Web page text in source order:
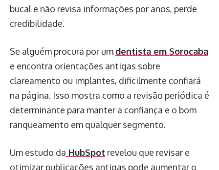
bucal e não revisa informações por anos, perde
credibilidade.
Se alguém procura por um dentista em Sorocaba
e encontra orientações antigas sobre
clareamento ou implantes, dificilmente confiará
na página. Isso mostra como a revisão periódica é
determinante para manter a confiança e o bom
ranqueamento em qualquer segmento.
Um estudo da HubSpot revelou que revisar e
otimizar publicações antigas pode aumentar o